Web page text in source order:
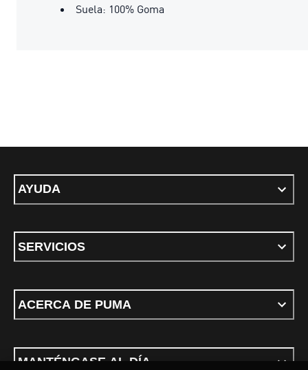
Suela: 100% Goma
AYUDA
SERVICIOS
ACERCA DE PUMA
MANTÉNGASE AL DÍA